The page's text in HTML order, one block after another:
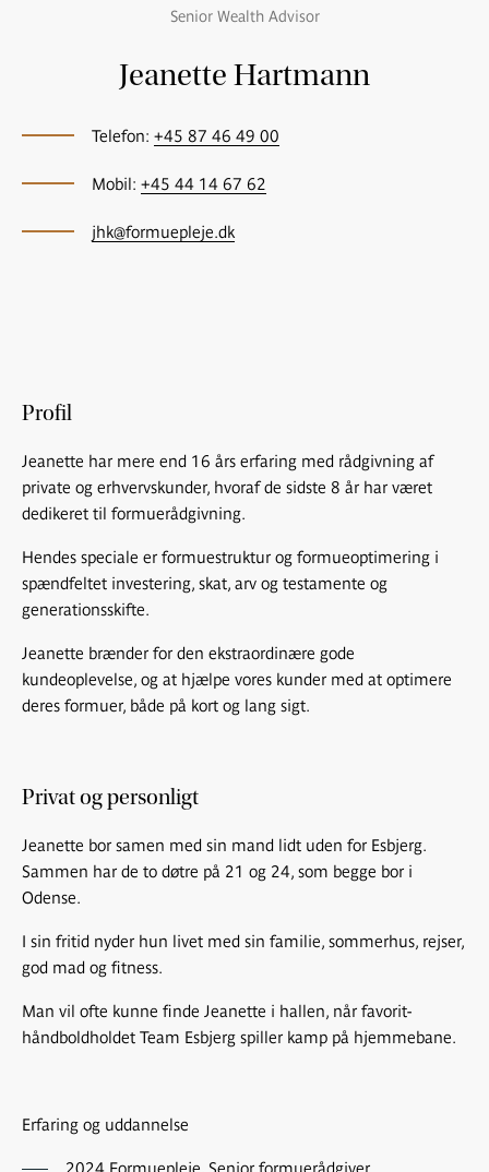
Senior Wealth Advisor
Jeanette Hartmann
Telefon: +45 87 46 49 00
Mobil: +45 44 14 67 62
jhk@formuepleje.dk
Profil
Jeanette har mere end 16 års erfaring med rådgivning af
private og erhvervskunder, hvoraf de sidste 8 år har været
dedikeret til formuerådgivning.
Hendes speciale er formuestruktur og formueoptimering i
spændfeltet investering, skat, arv og testamente og
generationsskifte.
Jeanette brænder for den ekstraordinære gode
kundeoplevelse, og at hjælpe vores kunder med at optimere
deres formuer, både på kort og lang sigt.
Privat og personligt
Jeanette bor samen med sin mand lidt uden for Esbjerg.
Sammen har de to døtre på 21 og 24, som begge bor i
Odense.
I sin fritid nyder hun livet med sin familie, sommerhus, rejser,
god mad og fitness.
Man vil ofte kunne finde Jeanette i hallen, når favorit-
håndboldholdet Team Esbjerg spiller kamp på hjemmebane.
Erfaring og uddannelse
2024 Formuepleje, Senior formuerådgiver